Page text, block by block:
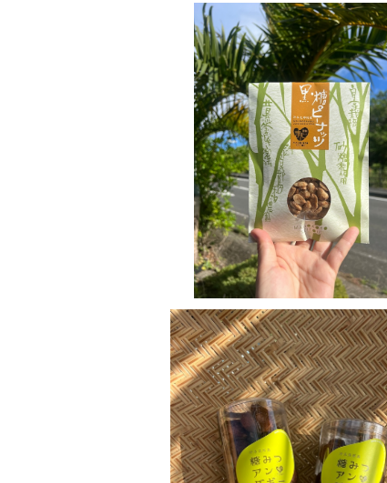
黒糖ピーナッツ 大(100g)
¥600
糖蜜アンダギー小(150g)
¥600